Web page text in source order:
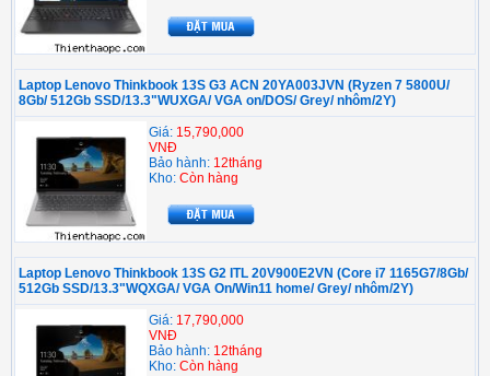
Laptop Lenovo Thinkbook 13S G3 ACN 20YA003JVN (Ryzen 7 5800U/
8Gb/ 512Gb SSD/13.3"WUXGA/ VGA on/DOS/ Grey/ nhôm/2Y)
Giá: 15,790,000
VNĐ
Bảo hành: 12tháng
Kho: Còn hàng
Laptop Lenovo Thinkbook 13S G2 ITL 20V900E2VN (Core i7 1165G7/8Gb/
512Gb SSD/13.3"WQXGA/ VGA On/Win11 home/ Grey/ nhôm/2Y)
Giá: 17,790,000
VNĐ
Bảo hành: 12tháng
Kho: Còn hàng